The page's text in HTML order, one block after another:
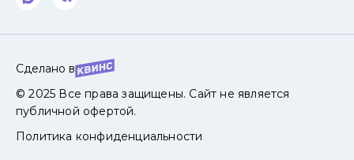
Сделано в
© 2025 Все права защищены. Сайт не является
публичной офертой.
Политика конфиденциальности